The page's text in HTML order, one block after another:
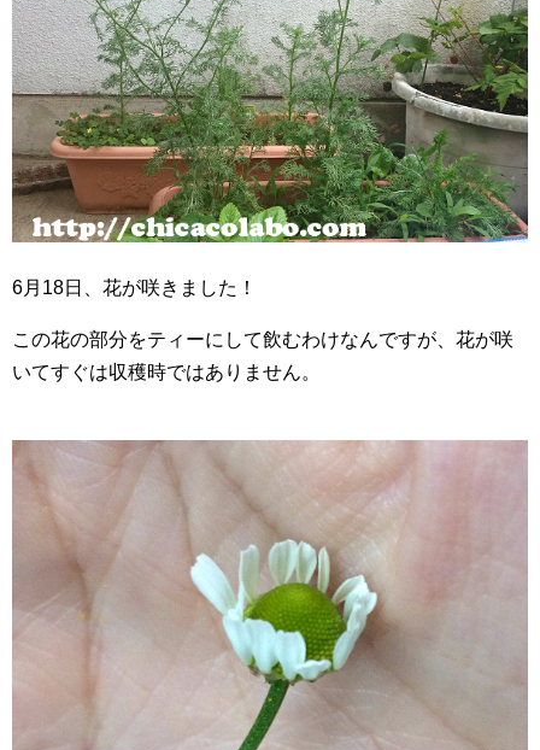
6月18日、花が咲きました！
この花の部分をティーにして飲むわけなんですが、花が咲
いてすぐは収穫時ではありません。